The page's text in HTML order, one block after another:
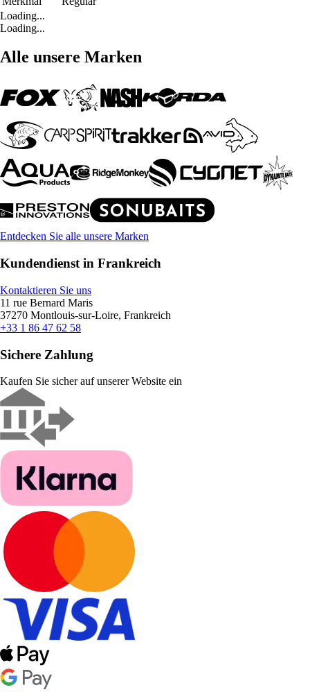
Loading...
Loading...
Alle unsere Marken
Entdecken Sie alle unsere Marken
Kundendienst in Frankreich
Kontaktieren Sie uns
11 rue Bernard Maris
37270 Montlouis-sur-Loire, Frankreich
+33 1 86 47 62 58
Sichere Zahlung
Kaufen Sie sicher auf unserer Website ein